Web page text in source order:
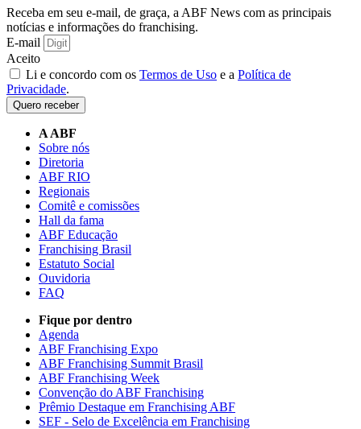
Receba em seu e-mail, de graça, a ABF News com as principais
notícias e informações do franchising.
E-mail
Aceito
Li e concordo com os Termos de Uso e a Política de
Privacidade.
Quero receber
A ABF
Sobre nós
Diretoria
ABF RIO
Regionais
Comitê e comissões
Hall da fama
ABF Educação
Franchising Brasil
Estatuto Social
Ouvidoria
FAQ
Fique por dentro
Agenda
ABF Franchising Expo
ABF Franchising Summit Brasil
ABF Franchising Week
Convenção do ABF Franchising
Prêmio Destaque em Franchising ABF
SEF - Selo de Excelência em Franchising